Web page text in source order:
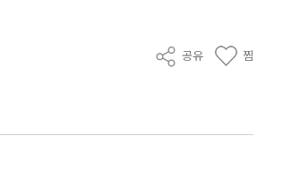
공유 찜